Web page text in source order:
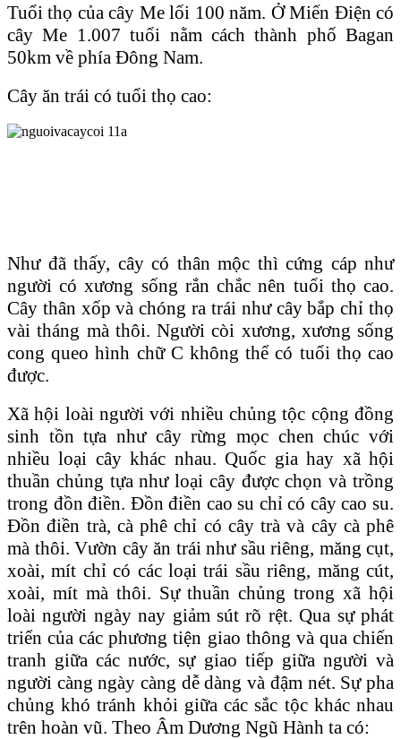
Tuổi thọ của cây Me lối 100 năm. Ở Miến Ɖiện có
cây Me 1.007 tuổi nằm cách thành phố Bagan
50km về phía Ɖông Nam.
Cây ăn trái có tuổi thọ cao:
Như đã thấy, cây có thân mộc thì cứng cáp như
người có xương sống rắn chắc nên tuổi thọ cao.
Cây thân xốp và chóng ra trái như cây bắp chỉ thọ
vài tháng mà thôi. Người còi xương, xương sống
cong queo hình chữ C không thể có tuổi thọ cao
được.
Xã hội loài người với nhiều chủng tộc cộng đồng
sinh tồn tựa như cây rừng mọc chen chúc với
nhiều loại cây khác nhau. Quốc gia hay xã hội
thuần chủng tựa như loại cây được chọn và trồng
trong đồn điền. Ɖồn điền cao su chỉ có cây cao su.
Ɖồn điền trà, cà phê chỉ có cây trà và cây cà phê
mà thôi. Vườn cây ăn trái như sầu riêng, măng cụt,
xoài, mít chỉ có các loại trái sầu riêng, măng cút,
xoài, mít mà thôi. Sự thuần chủng trong xã hội
loài người ngày nay giảm sút rõ rệt. Qua sự phát
triển của các phương tiện giao thông và qua chiến
tranh giữa các nước, sự giao tiếp giữa người và
người càng ngày càng dễ dàng và đậm nét. Sự pha
chủng khó tránh khỏi giữa các sắc tộc khác nhau
trên hoàn vũ. Theo Âm Dương Ngũ Hành ta có: